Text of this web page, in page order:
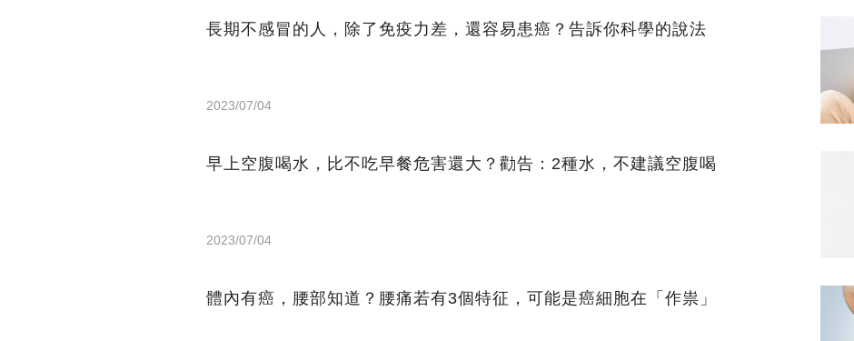
長期不感冒的人，除了免疫力差，還容易患癌？告訴你科學的說法
2023/07/04
早上空腹喝水，比不吃早餐危害還大？勸告：2種水，不建議空腹喝
2023/07/04
體內有癌，腰部知道？腰痛若有3個特征，可能是癌細胞在「作祟」